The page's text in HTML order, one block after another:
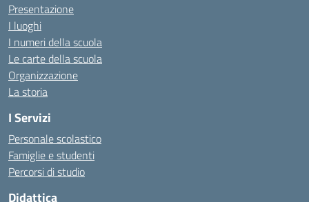
Presentazione
I luoghi
I numeri della scuola
Le carte della scuola
Organizzazione
La storia
I Servizi
Personale scolastico
Famiglie e studenti
Percorsi di studio
Didattica